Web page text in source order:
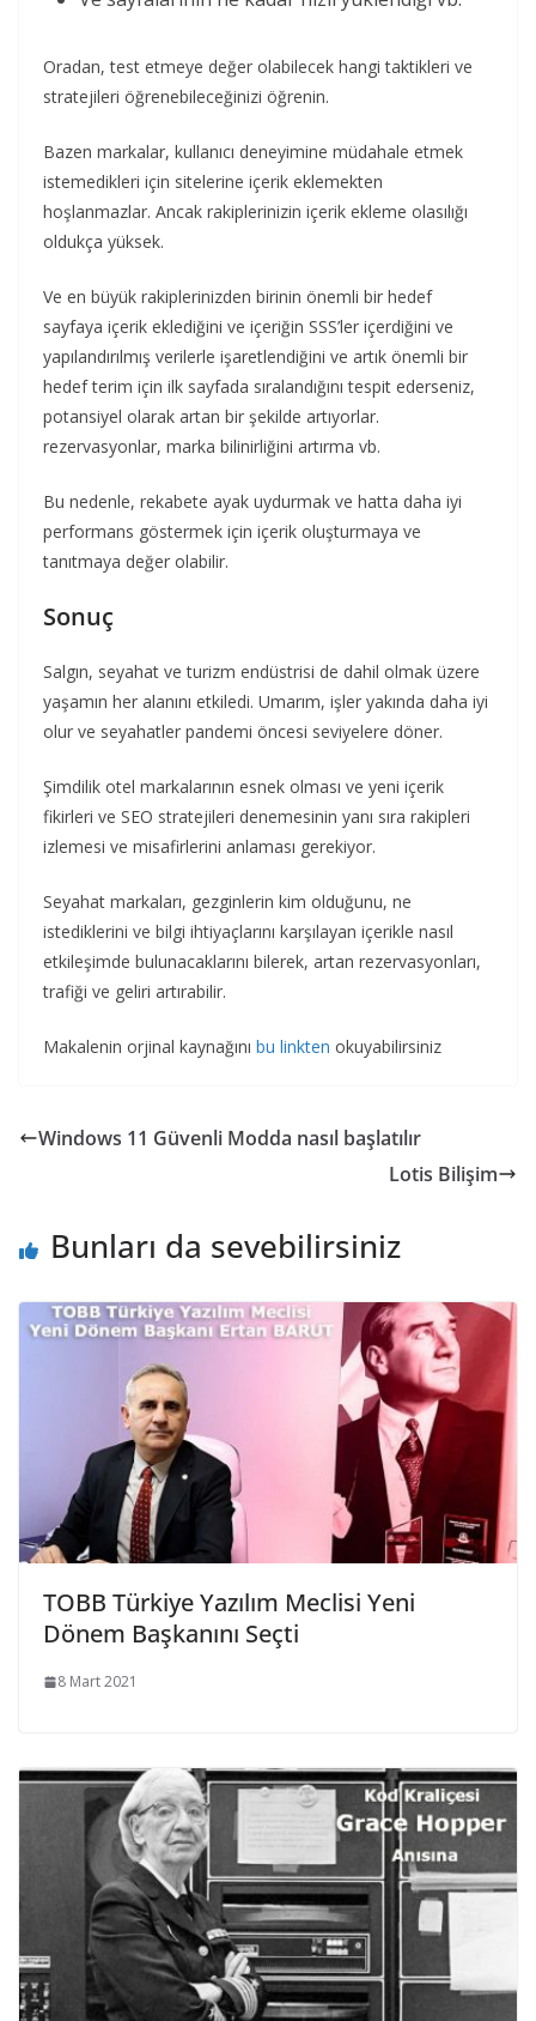
Oradan, test etmeye değer olabilecek hangi taktikleri ve
stratejileri öğrenebileceğinizi öğrenin.
Bazen markalar, kullanıcı deneyimine müdahale etmek
istemedikleri için sitelerine içerik eklemekten
hoşlanmazlar. Ancak rakiplerinizin içerik ekleme olasılığı
oldukça yüksek.
Ve en büyük rakiplerinizden birinin önemli bir hedef
sayfaya içerik eklediğini ve içeriğin SSS’ler içerdiğini ve
yapılandırılmış verilerle işaretlendiğini ve artık önemli bir
hedef terim için ilk sayfada sıralandığını tespit ederseniz,
potansiyel olarak artan bir şekilde artıyorlar.
rezervasyonlar, marka bilinirliğini artırma vb.
Bu nedenle, rekabete ayak uydurmak ve hatta daha iyi
performans göstermek için içerik oluşturmaya ve
tanıtmaya değer olabilir.
Sonuç
Salgın, seyahat ve turizm endüstrisi de dahil olmak üzere
yaşamın her alanını etkiledi. Umarım, işler yakında daha iyi
olur ve seyahatler pandemi öncesi seviyelere döner.
Şimdilik otel markalarının esnek olması ve yeni içerik
fikirleri ve SEO stratejileri denemesinin yanı sıra rakipleri
izlemesi ve misafirlerini anlaması gerekiyor.
Seyahat markaları, gezginlerin kim olduğunu, ne
istediklerini ve bilgi ihtiyaçlarını karşılayan içerikle nasıl
etkileşimde bulunacaklarını bilerek, artan rezervasyonları,
trafiği ve geliri artırabilir.
Makalenin orjinal kaynağını bu linkten okuyabilirsiniz
Windows 11 Güvenli Modda nasıl başlatılır
Lotis Bilişim
Bunları da sevebilirsiniz
TOBB Türkiye Yazılım Meclisi Yeni
Dönem Başkanını Seçti
8 Mart 2021